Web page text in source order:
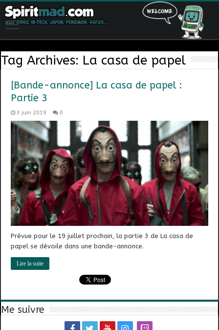
Tag Archives: La casa de papel
[Bande-annonce] La casa de papel :
Partie 3
3 juin 2019 0
Prévue pour le 19 juillet prochain, la partie 3 de La casa de
papel se dévoile dans une bande-annonce.
Lire la suite
Me suivre